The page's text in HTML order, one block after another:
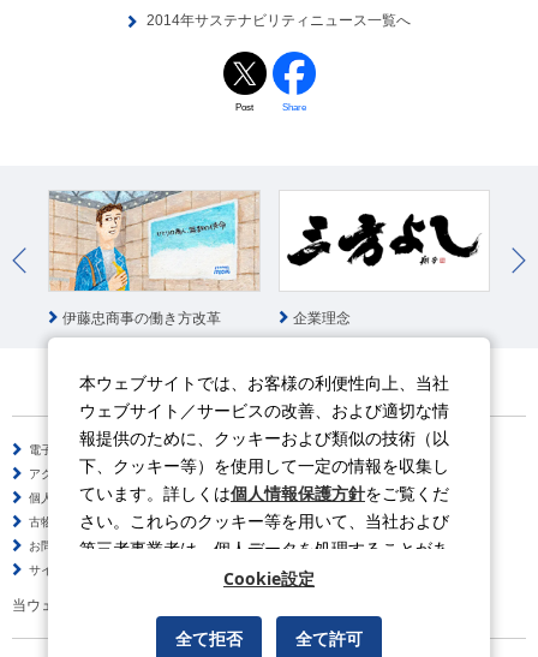
2014年サステナビリティニュース一覧へ
Post Share
伊藤忠商事の働き方改革 企業理念
電子公告
サイトのご利用について
アクセシビリティポリシー
情報セキュリティポリシー
個人情報保護方針
ソーシャルメディアポリシー
古物営業法に基づく表示
サイトの使い方
お問い合わせ
よくある質問
サイトマップ
当ウェブサイトの動画はYouTubeを利用しています。
本ウェブサイトでは、お客様の利便性向上、当社
ウェブサイト／サービスの改善、および適切な情
報提供のために、クッキーおよび類似の技術（以
下、クッキー等）を使用して一定の情報を収集し
ています。詳しくは個人情報保護方針をご覧くだ
さい。これらのクッキー等を用いて、当社および
第三者事業者は、個人データを処理することがあ
Cookie設定
全て拒否 全て許可